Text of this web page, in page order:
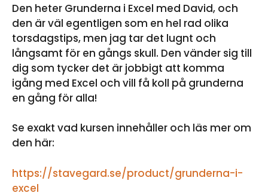
Den heter Grunderna i Excel med David, och
den är väl egentligen som en hel rad olika
torsdagstips, men jag tar det lugnt och
långsamt för en gångs skull. Den vänder sig till
dig som tycker det är jobbigt att komma
igång med Excel och vill få koll på grunderna
en gång för alla!
Se exakt vad kursen innehåller och läs mer om
den här:
https://stavegard.se/product/grunderna-i-
excel